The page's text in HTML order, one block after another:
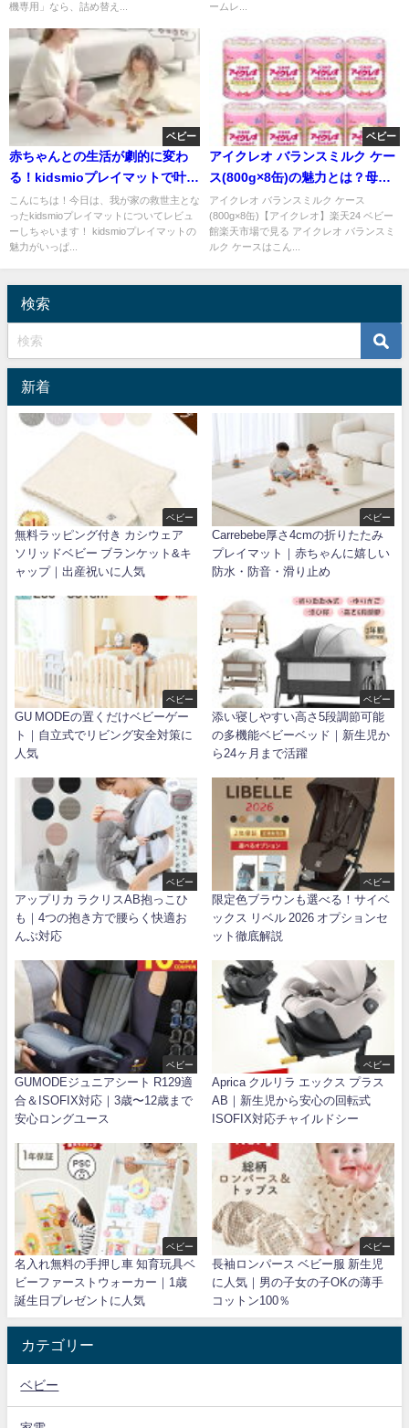
機専用」なら、詰め替え...
ームレ...
ベビー
赤ちゃんとの生活が劇的に変わ
る！kidsmioプレイマットで叶え
る快適な育児空間 口コミレビュ
ー
こんにちは！今日は、我が家の救世主とな
ったkidsmioプレイマットについてレビュ
ーしちゃいます！ kidsmioプレイマットの
魅力がいっぱ...
ベビー
アイクレオ バランスミルク ケー
ス(800g×8缶)の魅力とは？母乳
をめざしたやさしさに注目
アイクレオ バランスミルク ケース
(800g×8缶)【アイクレオ】楽天24 ベビー
館楽天市場で見る アイクレオ バランスミ
ルク ケースはこん...
検索
新着
ベビー
無料ラッピング付き カシウェア
ソリッドベビー ブランケット&キ
ャップ｜出産祝いに人気
ベビー
Carrebebe厚さ4cmの折りたたみ
プレイマット｜赤ちゃんに嬉しい
防水・防音・滑り止め
ベビー
GU MODEの置くだけベビーゲー
ト｜自立式でリビング安全対策に
人気
ベビー
添い寝しやすい高さ5段調節可能
の多機能ベビーベッド｜新生児か
ら24ヶ月まで活躍
ベビー
アップリカ ラクリスAB抱っこひ
も｜4つの抱き方で腰らく快適お
んぶ対応
ベビー
限定色ブラウンも選べる！サイベ
ックス リベル 2026 オプションセ
ット徹底解説
ベビー
GUMODEジュニアシート R129適
合＆ISOFIX対応｜3歳〜12歳まで
安心ロングユース
ベビー
Aprica クルリラ エックス プラス
AB｜新生児から安心の回転式
ISOFIX対応チャイルドシー
ベビー
名入れ無料の手押し車 知育玩具ベ
ビーファーストウォーカー｜1歳
誕生日プレゼントに人気
ベビー
長袖ロンパース ベビー服 新生児
に人気｜男の子女の子OKの薄手
コットン100％
カテゴリー
ベビー